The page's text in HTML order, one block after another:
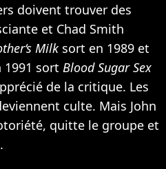
doivent trouver des
et Chad Smith
Milk sort en 1989 et
1991 sort Blood Sugar Sex
de la critique. Les
culte. Mais John
quitte le groupe et